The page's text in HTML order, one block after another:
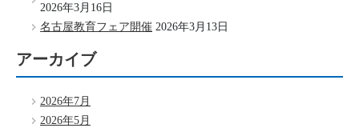
2026年3月16日
名古屋教育フェア開催 2026年3月13日
アーカイブ
2026年7月
2026年5月